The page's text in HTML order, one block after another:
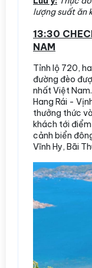
lượng suất ăn
13:30
NAM
Tỉnh lộ 720,
đường đèo
nhất Việt
Hang Rái -
thưởng thức
khách tới
cảnh biển
Vĩnh Hy, Bãi